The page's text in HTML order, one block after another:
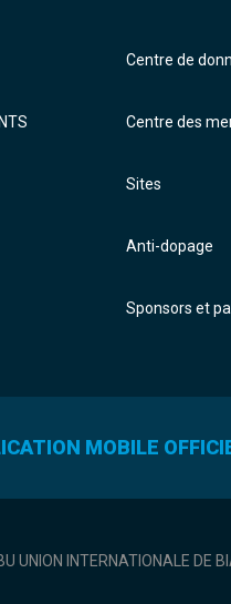
Centre de
Centre des
Sites
Anti-dopage
Sponsors et
MOBILE
UNION INTERNATIONALE DE